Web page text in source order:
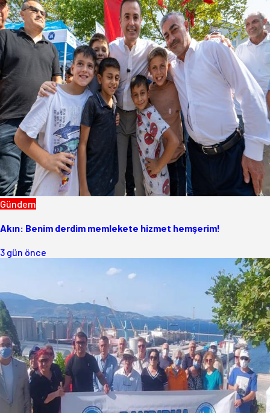
Gündem
Akın: Benim derdim memlekete hizmet hemşerim!
3 gün önce